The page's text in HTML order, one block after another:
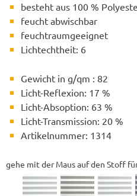
gehe mit der Maus auf den Stoff
besteht aus 100 %
feucht abwischbar
feuchtraumgeeignet
Lichtechtheit: 6
Gewicht in g/qm : 82
Licht-Reflexion: 17 %
Licht-Absoption: 63 %
Licht-Transmission: 20 %
Artikelnummer: 1314